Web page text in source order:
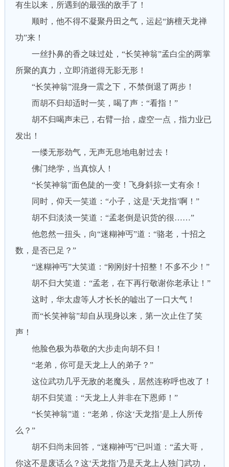
有生以来，所遇到的最强的敌手了！
顺时，他不得不凝聚丹田之气，运起“旃檀天龙禅
功”来！
一丝扑鼻的香之味过处，“长笑神翁”孟白尘的两掌
所聚的真力，立即消逝得无影无形！
“长笑神翁”混身一震之下，不禁倒退了两步！
而胡不归却适时一笑，喝了声：“看指！”
胡不归喝声未已，右臂一抬，虚空一点，指力业已
发出！
一缕无形劲气，无声无息地电射过去！
佛门绝学，当真惊人！
“长笑神翁”面色陡的一变！飞身斜掠一丈有余！
同时，仰天一笑道：“小子，这是‘天龙指’啊！”
胡不归淡淡一笑道：“孟老倒是识货的很……”
他忽然一扭头，向“迷糊神丐”道：“骆老，十招之
数，是否已足？”
“迷糊神丐”大笑道：“刚刚好十招整！不多不少！”
胡不归大笑道：“孟老，在下再行敬谢你老承让！”
这时，华太虚等人才长长的嘘出了一口大气！
而“长笑神翁”却自从现身以来，第一次止住了笑
声！
他脸色极为恭敬的大步走向胡不归！
“老弟，你可是天龙上人的弟子？”
这位武功几乎无敌的老魔头，居然连称呼也改了！
胡不归笑道：“天龙上人并非在下恩师！”
“长笑神翁”道：“老弟，你这‘天龙指’是上人所传
么？”
胡不归尚未回答，“迷糊神丐”已叫道：“孟大哥，
你这不是废话么？这‘天龙指’乃是天龙上人独门武功，